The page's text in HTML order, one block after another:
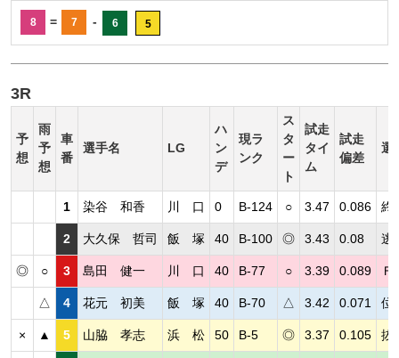
8 = 7 - 6 5
3R
予
想
雨
予
想
車
番
選手名 LG
ハ
ン
デ
現ラ
ンク
ス
タ
ー
ト
試走
タイ
ム
試走
偏差
選
1 染谷 和香 川 口 0 B-124 ○ 3.47 0.086 終
2 大久保 哲司 飯 塚 40 B-100 ◎ 3.43 0.08 逃
◎ ○ 3 島田 健一 川 口 40 B-77 ○ 3.39 0.089
△ 4 花元 初美 飯 塚 40 B-70 △ 3.42 0.071 位
× ▲ 5 山脇 孝志 浜 松 50 B-5 ◎ 3.37 0.105 抜